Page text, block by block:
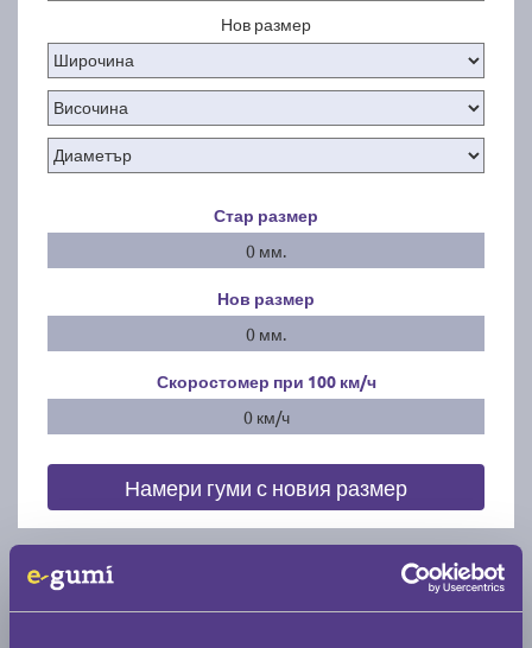
Нов размер
Стар размер
0 мм.
Нов размер
0 мм.
Скоростомер при 100 км/ч
0 км/ч
Намери гуми с новия размер
По марка автомобил